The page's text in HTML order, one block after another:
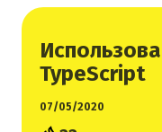
Использование
Lambda
TypeScript
TypeScript
написания
поста
07/05/2020
реакций
на